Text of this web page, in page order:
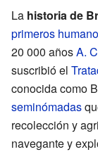
La historia de
primeros
20 000 añosA.
suscribió el
conocida como
seminómadas
recolección y
navegante y